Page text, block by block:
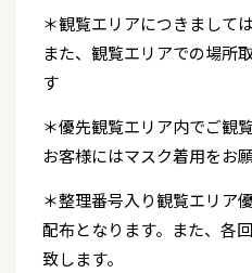
＊観覧エリアにつきまして
また、観覧エリアでの場所
す
＊優先観覧エリア内でご観
お客様にはマスク着用をお
＊整理番号入り観覧エリア
配布となります。また、各
致します。